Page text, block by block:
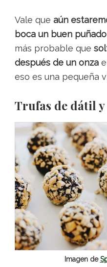
Vale que aún
boca un buen
más probable que
después de un onza
eso es una pequeña
Trufas de dátil
Imagen de